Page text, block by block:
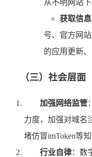
从不明网站
获取信息
号、官方网
的应用更新
（三）社会层面
加强网络监管
力度，加强对域名
堵仿冒imToken等
行业自律：数